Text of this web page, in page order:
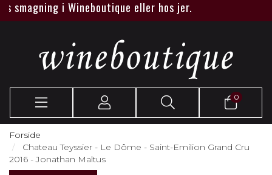
i Wineboutique eller hos jer.
0
Forside
Chateau Teyssier - Le Dôme - Saint-Emilion Grand Cru
2016 - Jonathan Maltus